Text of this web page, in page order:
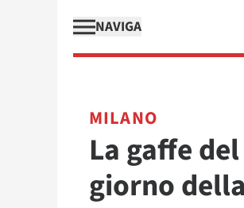
NAVIGA
MILANO
La gaffe
giorno